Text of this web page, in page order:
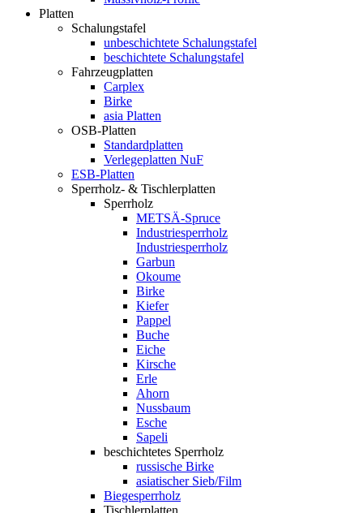
Platten
Schalungstafel
unbeschichtete Schalungstafel
beschichtete Schalungstafel
Fahrzeugplatten
Carplex
Birke
asia Platten
OSB-Platten
Standardplatten
Verlegeplatten NuF
ESB-Platten
Sperrholz- & Tischlerplatten
Sperrholz
METSÄ-Spruce
Industriesperrholz
Industriesperrholz
Garbun
Okoume
Birke
Kiefer
Pappel
Buche
Eiche
Kirsche
Erle
Ahorn
Nussbaum
Esche
Sapeli
beschichtetes Sperrholz
russische Birke
asiatischer Sieb/Film
Biegesperrholz
Tischlerplatten